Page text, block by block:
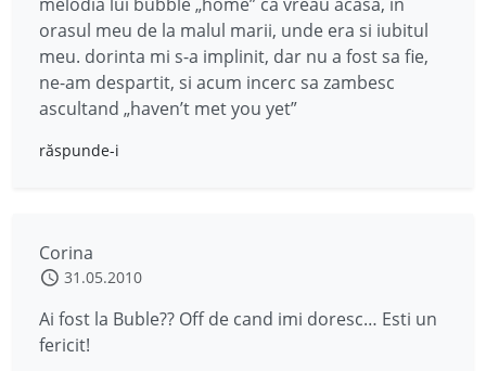
orasul meu de la malul marii, unde era si iubitul
meu. dorinta mi s-a implinit, dar nu a fost sa fie,
ne-am despartit, si acum incerc sa zambesc
ascultand „haven’t met you yet”
răspunde-i
Corina
31.05.2010
Ai fost la Buble?? Off de cand imi doresc… Esti un
fericit!